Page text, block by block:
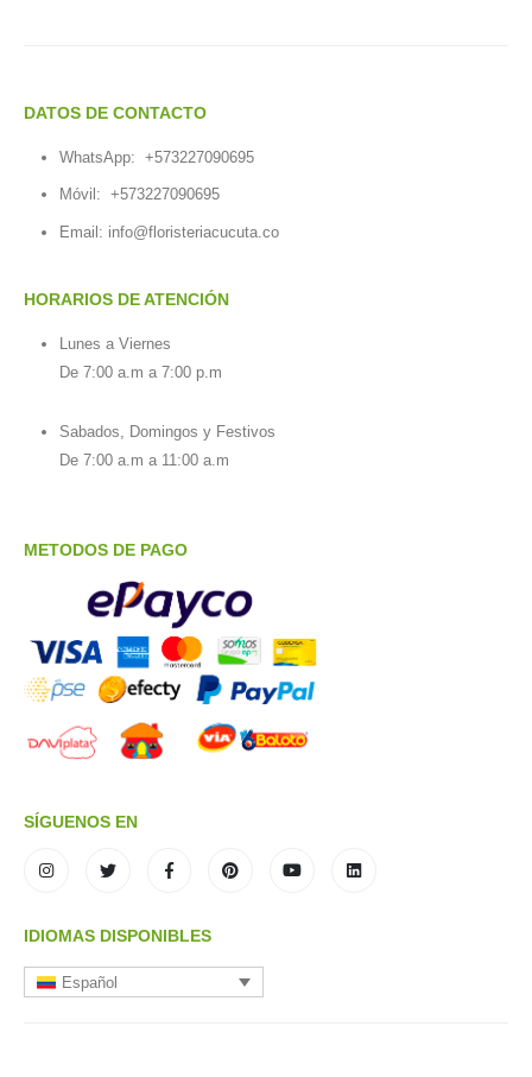
DATOS DE CONTACTO
WhatsApp: +573227090695
Móvil: +573227090695
Email: info@floristeriacucuta.co
HORARIOS DE ATENCIÓN
Lunes a Viernes
De 7:00 a.m a 7:00 p.m
Sabados, Domingos y Festivos
De 7:00 a.m a 11:00 a.m
METODOS DE PAGO
SÍGUENOS EN
IDIOMAS DISPONIBLES
Español